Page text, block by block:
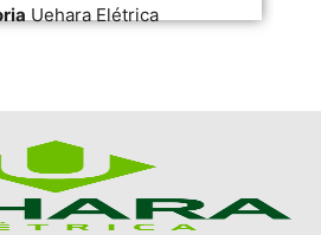
Uehara Elétrica